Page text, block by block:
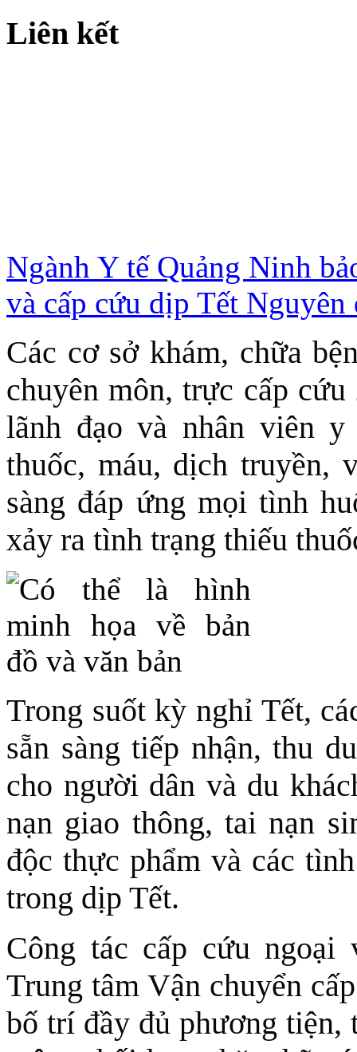
Liên kết
Ngành Y tế Quảng Ninh
và cấp cứu dịp Tết
Các cơ sở khám, chữa
chuyên môn, trực cấp
lãnh đạo và nhân viên
thuốc, máu, dịch truyền,
sàng đáp ứng mọi tình
xảy ra tình trạng thiếu
Trong suốt kỳ nghỉ Tết,
sẵn sàng tiếp nhận, thu
cho người dân và du
nạn giao thông, tai nạn
độc thực phẩm và các
trong dịp Tết.
Công tác cấp cứu
Trung tâm Vận chuyển
bố trí đầy đủ phương tiện,